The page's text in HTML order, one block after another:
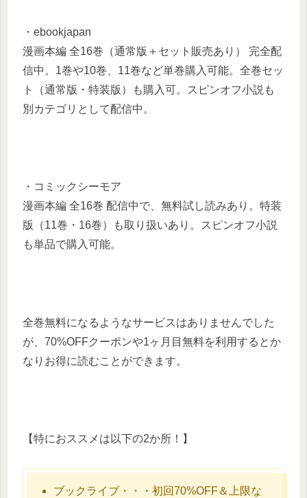
・ebookjapan
漫画本編 全16巻（通常版＋セット販売あり） 完全配
信中。1巻や10巻、11巻など単巻購入可能。全巻セッ
ト（通常版・特装版）も購入可。スピンオフ小説も
別カテゴリとして配信中。
・コミックシーモア
漫画本編 全16巻 配信中で、無料試し読みあり。特装
版（11巻・16巻）も取り扱いあり。スピンオフ小説
も単品で購入可能。
全巻無料になるようなサービスはありませんでした
が、70%OFFクーポンや1ヶ月目無料を利用するとか
なりお得に読むことができます。
【特におススメは以下の2か所！】
ブックライブ・・・初回70%OFF＆上限な